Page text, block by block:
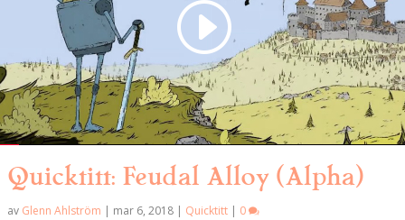
Quicktitt: Feudal Alloy (Alpha)
av Glenn Ahlström | mar 6, 2018 | Quicktitt | 0